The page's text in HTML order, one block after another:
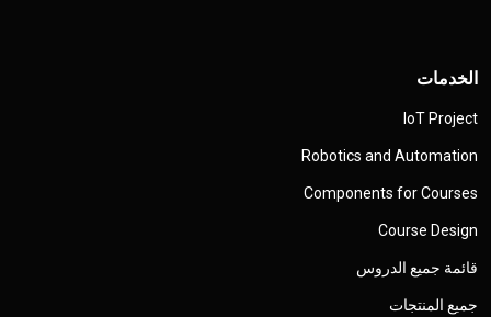
الخدمات
IoT Project
Robotics and Automation
Components for Courses
Course Design
قائمة جميع الدروس
جميع المنتجات